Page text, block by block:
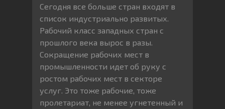
Сегодня все больше стран входят в
список индустриально развитых.
Рабочий класс западных стран с
прошлого века вырос в разы.
Сокращение рабочих мест в
промышленности идет об руку с
ростом рабочих мест в секторе
услуг. Это тоже рабочие, тоже
пролетариат, не менее угнетенный и